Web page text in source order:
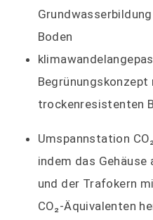
Boden
trockenresistenten
Umspannstation
indem das
und der Trafokern
CO₂-Äquivalenten